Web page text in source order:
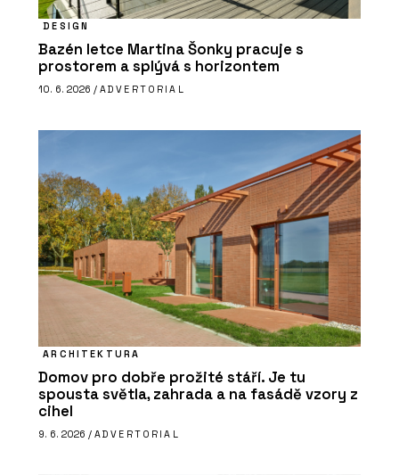
DESIGN
Bazén letce Martina Šonky pracuje s
prostorem a splývá s horizontem
10. 6. 2026 / ADVERTORIAL
ARCHITEKTURA
Domov pro dobře prožité stáří. Je tu
spousta světla, zahrada a na fasádě vzory z
cihel
9. 6. 2026 / ADVERTORIAL